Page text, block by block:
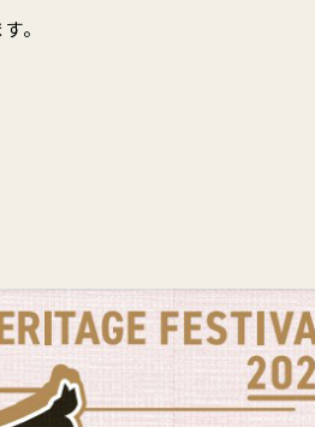
。